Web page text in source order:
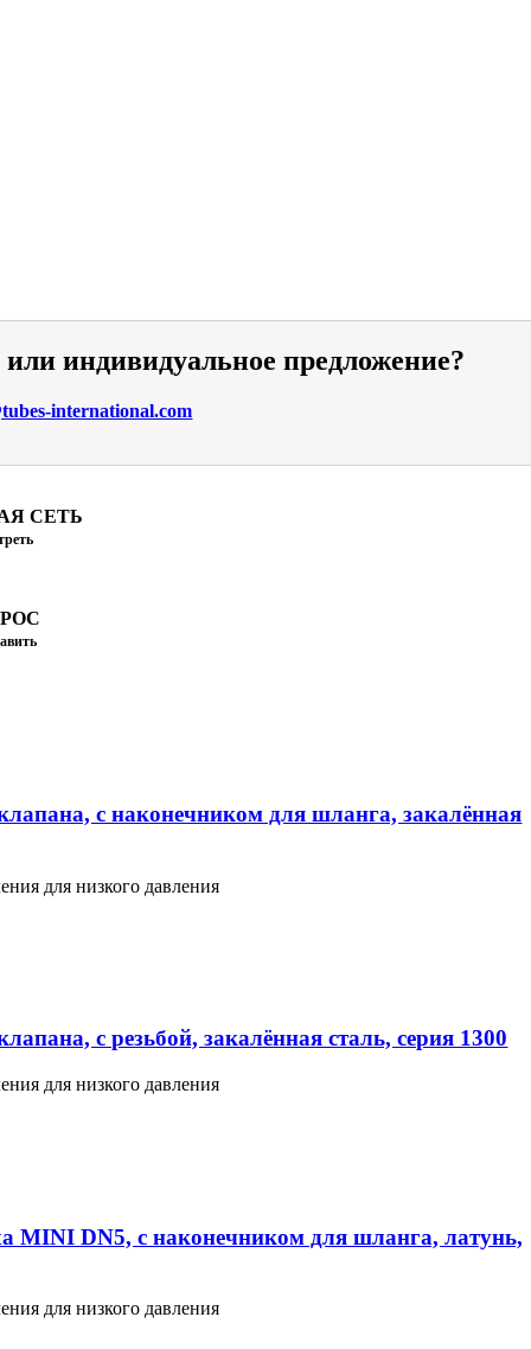
индивидуальное предложение?
international.com
СЕТЬ
с наконечником для шланга, закалённая
для низкого давления
с резьбой, закалённая сталь, серия 1300
для низкого давления
MINI DN5, с наконечником для шланга, латунь,
для низкого давления